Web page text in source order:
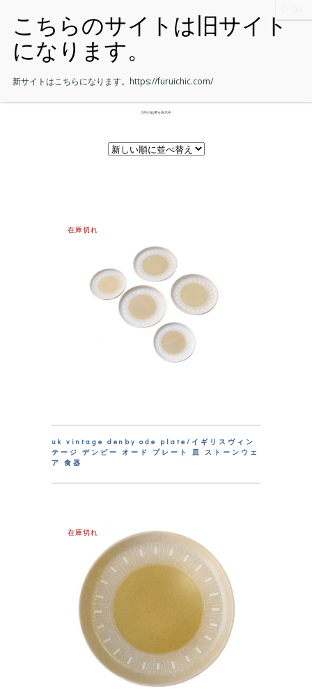
6件の結果を表示中
在庫切れ
uk vintage denby ode plate/イギリスヴィン
テージ デンビー オード プレート 皿 ストーンウェ
ア 食器
在庫切れ
新サイトはこちらになります。 https://furuichic.com/